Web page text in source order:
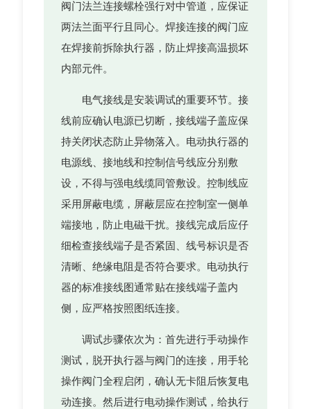
阀门法兰连接螺栓强行对中管道，应保证
两法兰面平行且同心。焊接连接的阀门应
在焊接前拆除执行器，防止焊接高温损坏
内部元件。
电气接线是安装调试的重要环节。接
线前应确认电源已切断，接线端子盖应保
持关闭状态防止异物落入。电动执行器的
电源线、接地线和控制信号线应分别敷
设，不得与强电线缆同管敷设。控制线应
采用屏蔽电缆，屏蔽层应在控制室一侧单
端接地，防止电磁干扰。接线完成后应仔
细检查接线端子是否紧固、线号标识是否
清晰、绝缘电阻是否符合要求。电动执行
器的标准接线图通常贴在接线端子盖内
侧，应严格按照图纸连接。
调试步骤依次为：首先进行手动操作
测试，脱开执行器与阀门的连接，用手轮
操作阀门全程启闭，确认无卡阻后恢复电
动连接。然后进行电动操作测试，给执行